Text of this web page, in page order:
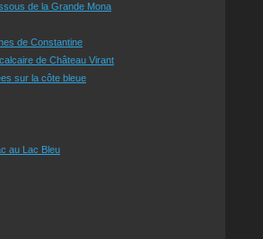
de la Grande Mona
de Constantine
de Château Virant
sur la côte bleue
au Lac Bleu